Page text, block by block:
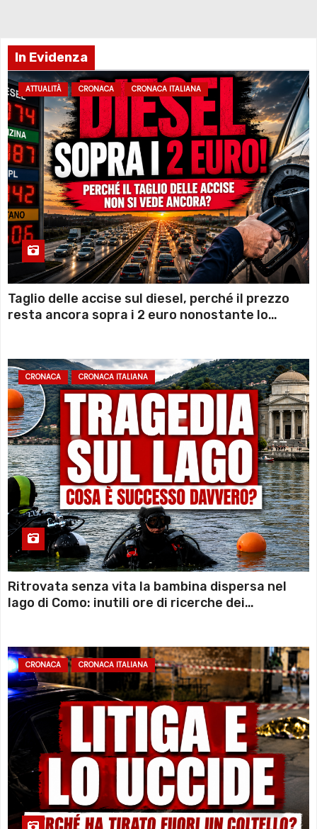
In Evidenza
ATTUALITÀ CRONACA CRONACA ITALIANA
Taglio delle accise sul diesel, perché il prezzo
resta ancora sopra i 2 euro nonostante lo
CRONACA CRONACA ITALIANA
Ritrovata senza vita la bambina dispersa nel
lago di Como: inutili ore di ricerche dei
CRONACA CRONACA ITALIANA